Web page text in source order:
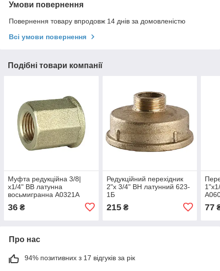
Умови повернення
Повернення товару впродовж 14 днів за домовленістю
Всі умови повернення
Подібні товари компанії
Муфта редукційна 3/8|
х1/4" ВВ латунна
восьмигранна А0321А
36 ₴
Редукційний перехідник
2"х 3/4" ВН латунний 623-
1Б
215₴ 77
Про нас
94% позитивних з 17 відгуків за рік